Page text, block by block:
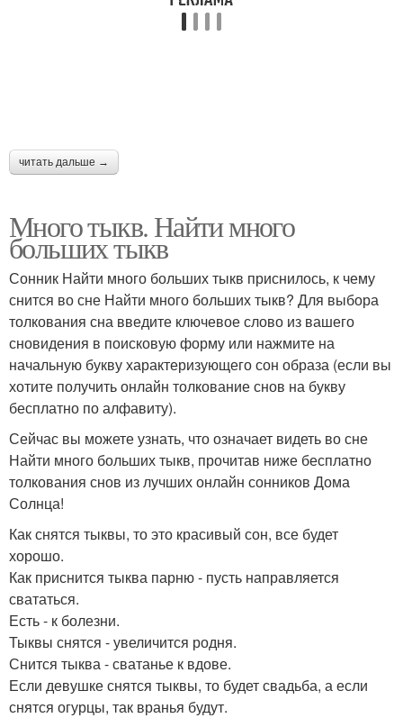
читать дальше →
Много тыкв. Найти много
больших тыкв
Сонник Найти много больших тыкв приснилось, к чему
снится во сне Найти много больших тыкв? Для выбора
толкования сна введите ключевое слово из вашего
сновидения в поисковую форму или нажмите на
начальную букву характеризующего сон образа (если вы
хотите получить онлайн толкование снов на букву
бесплатно по алфавиту).
Сейчас вы можете узнать, что означает видеть во сне
Найти много больших тыкв, прочитав ниже бесплатно
толкования снов из лучших онлайн сонников Дома
Солнца!
Как снятся тыквы, то это красивый сон, все будет
хорошо.
Как приснится тыква парню - пусть направляется
свататься.
Есть - к болезни.
Тыквы снятся - увеличится родня.
Снится тыква - сватанье к вдове.
Если девушке снятся тыквы, то будет свадьба, а если
снятся огурцы, так вранья будут.